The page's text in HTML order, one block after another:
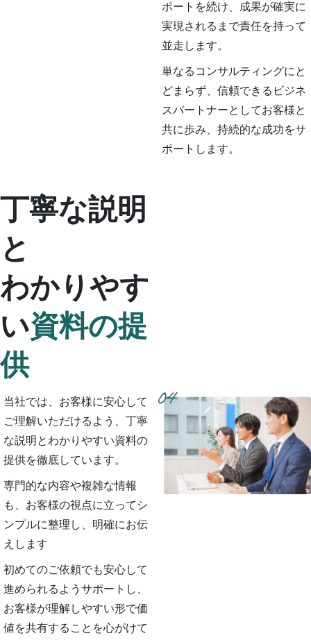
ポートを続け、成果が確実に
実現されるまで責任を持って
並走します。
単なるコンサルティングにと
どまらず、信頼できるビジネ
スパートナーとしてお客様と
共に歩み、持続的な成功をサ
ポートします。
丁寧な説明
と
わかりやす
い資料の提
供
当社では、お客様に安心して
ご理解いただけるよう、丁寧
な説明とわかりやすい資料の
提供を徹底しています。
専門的な内容や複雑な情報
も、お客様の視点に立ってシ
ンプルに整理し、明確にお伝
えします
初めてのご依頼でも安心して
進められるようサポートし、
お客様が理解しやすい形で価
値を共有することを心がけて